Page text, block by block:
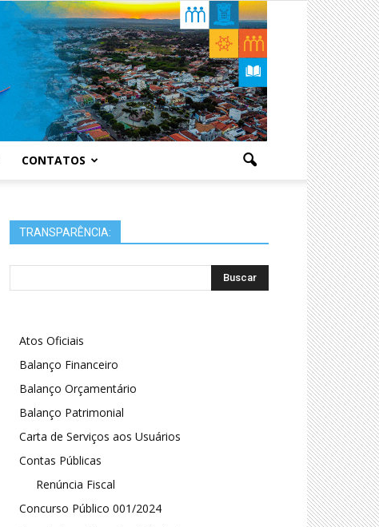
CONTATOS
TRANSPARÊNCIA:
Atos Oficiais
Balanço Financeiro
Balanço Orçamentário
Balanço Patrimonial
Carta de Serviços aos Usuários
Contas Públicas
Renúncia Fiscal
Concurso Público 001/2024